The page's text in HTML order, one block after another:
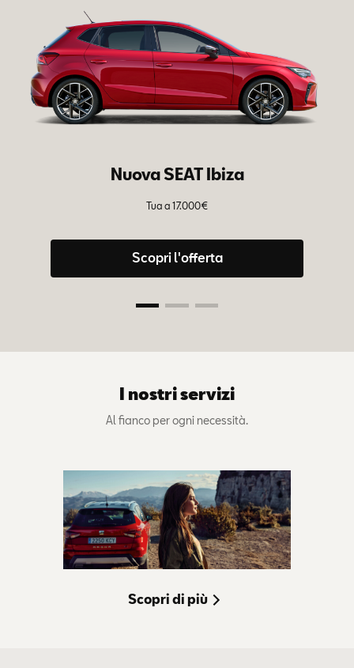
Nuova SEAT Ibiza
Tua a 17.000€
Scopri l'offerta
I nostri servizi
Al fianco per ogni necessità.
Scopri di più